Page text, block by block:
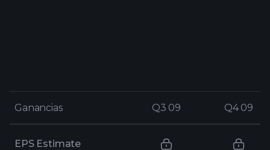
Ganancias Q3 09 Q4 09
Ganancias Q3 09 Q4 09
EPS Estimate